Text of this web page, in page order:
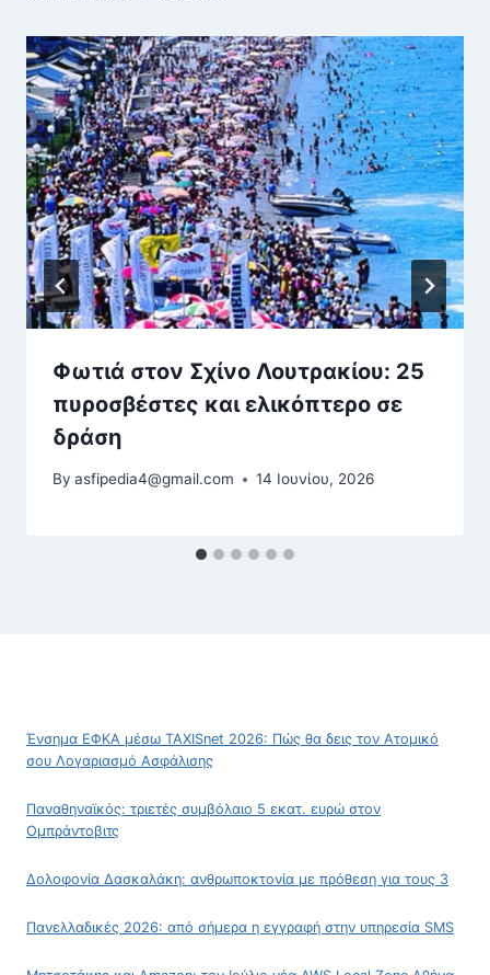
Φωτιά στον Σχίνο Λουτρακίου: 25
πυροσβέστες και ελικόπτερο σε
δράση
By asfipedia4@gmail.com 14 Ιουνίου, 2026
Ένσημα ΕΦΚΑ μέσω TAXISnet 2026: Πώς θα δεις τον Ατομικό
σου Λογαριασμό Ασφάλισης
Παναθηναϊκός: τριετές συμβόλαιο 5 εκατ. ευρώ στον
Ομπράντοβιτς
Δολοφονία Δασκαλάκη: ανθρωποκτονία με πρόθεση για τους 3
Πανελλαδικές 2026: από σήμερα η εγγραφή στην υπηρεσία SMS